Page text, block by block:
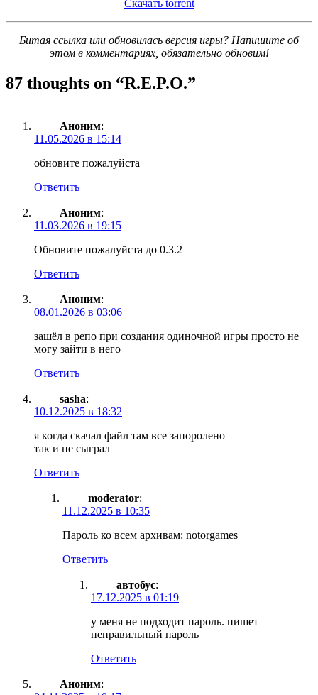
Скачать torrent
Битая ссылка или обновилась версия игры? Напишите об
этом в комментариях, обязательно обновим!
87 thoughts on “R.E.P.O.”
Аноним:
11.05.2026 в 15:14
обновите пожалуйста
Ответить
Аноним:
11.03.2026 в 19:15
Обновите пожалуйста до 0.3.2
Ответить
Аноним:
08.01.2026 в 03:06
зашёл в репо при создания одиночной игры просто не
могу зайти в него
Ответить
sasha:
10.12.2025 в 18:32
я когда скачал файл там все запоролено
так и не сыграл
Ответить
moderator:
11.12.2025 в 10:35
Пароль ко всем архивам: notorgames
Ответить
автобус:
17.12.2025 в 01:19
у меня не подходит пароль. пишет
неправильный пароль
Ответить
Аноним: